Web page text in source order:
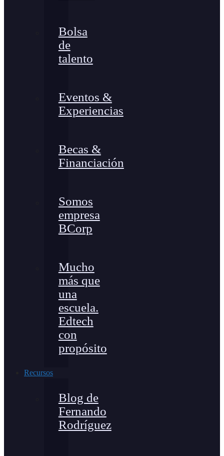
Bolsa
de
talento
Eventos &
Experiencias
Becas &
Financiación
Somos
empresa
BCorp
Mucho
más que
una
escuela.
Edtech
con
propósito
Recursos
Blog de
Fernando
Rodríguez